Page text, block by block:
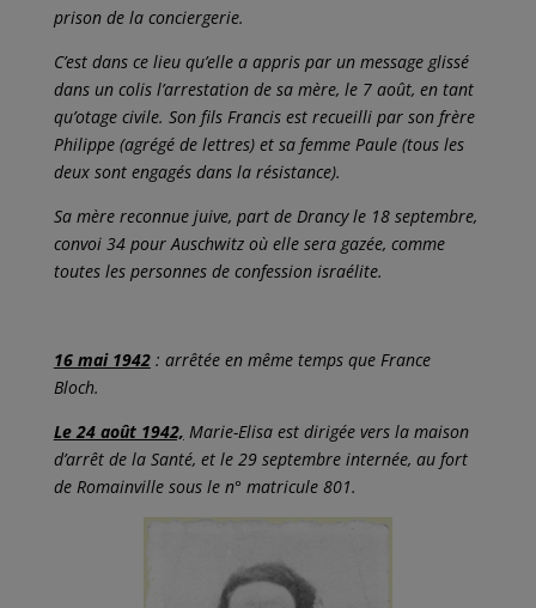
prison de la conciergerie.
C’est dans ce lieu qu’elle a appris par un message glissé
dans un colis l’arrestation de sa mère, le 7 août, en tant
qu’otage civile. Son fils Francis est recueilli par son frère
Philippe (agrégé de lettres) et sa femme Paule (tous les
deux sont engagés dans la résistance).
Sa mère reconnue juive, part de Drancy le 18 septembre,
convoi 34 pour Auschwitz où elle sera gazée, comme
toutes les personnes de confession israélite.
16 mai 1942: arrêtée en même temps que France
Bloch.
Le 24 août 1942, Marie-Elisa est dirigée vers la maison
d’arrêt de la Santé, et le 29 septembre internée, au fort
de Romainville sous le n° matricule 801.